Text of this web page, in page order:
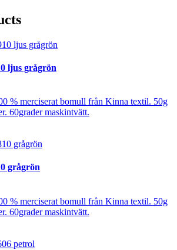
ljus grågrön
% merciserat bomull från Kinna textil. 50g
60grader maskintvätt.
grågrön
% merciserat bomull från Kinna textil. 50g
60grader maskintvätt.